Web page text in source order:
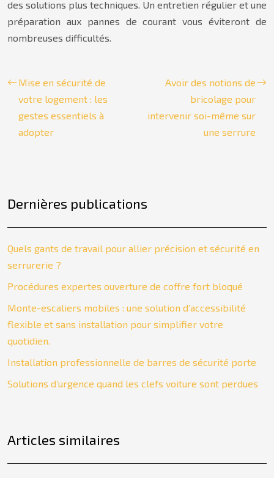
des solutions plus techniques. Un entretien régulier et une
préparation aux pannes de courant vous éviteront de
nombreuses difficultés.
Mise en sécurité de
votre logement : les
gestes essentiels à
adopter
Avoir des notions de
bricolage pour
intervenir soi-même sur
une serrure
Dernières publications
Quels gants de travail pour allier précision et sécurité en
serrurerie ?
Procédures expertes ouverture de coffre fort bloqué
Monte-escaliers mobiles : une solution d’accessibilité
flexible et sans installation pour simplifier votre
quotidien.
Installation professionnelle de barres de sécurité porte
Solutions d’urgence quand les clefs voiture sont perdues
Articles similaires